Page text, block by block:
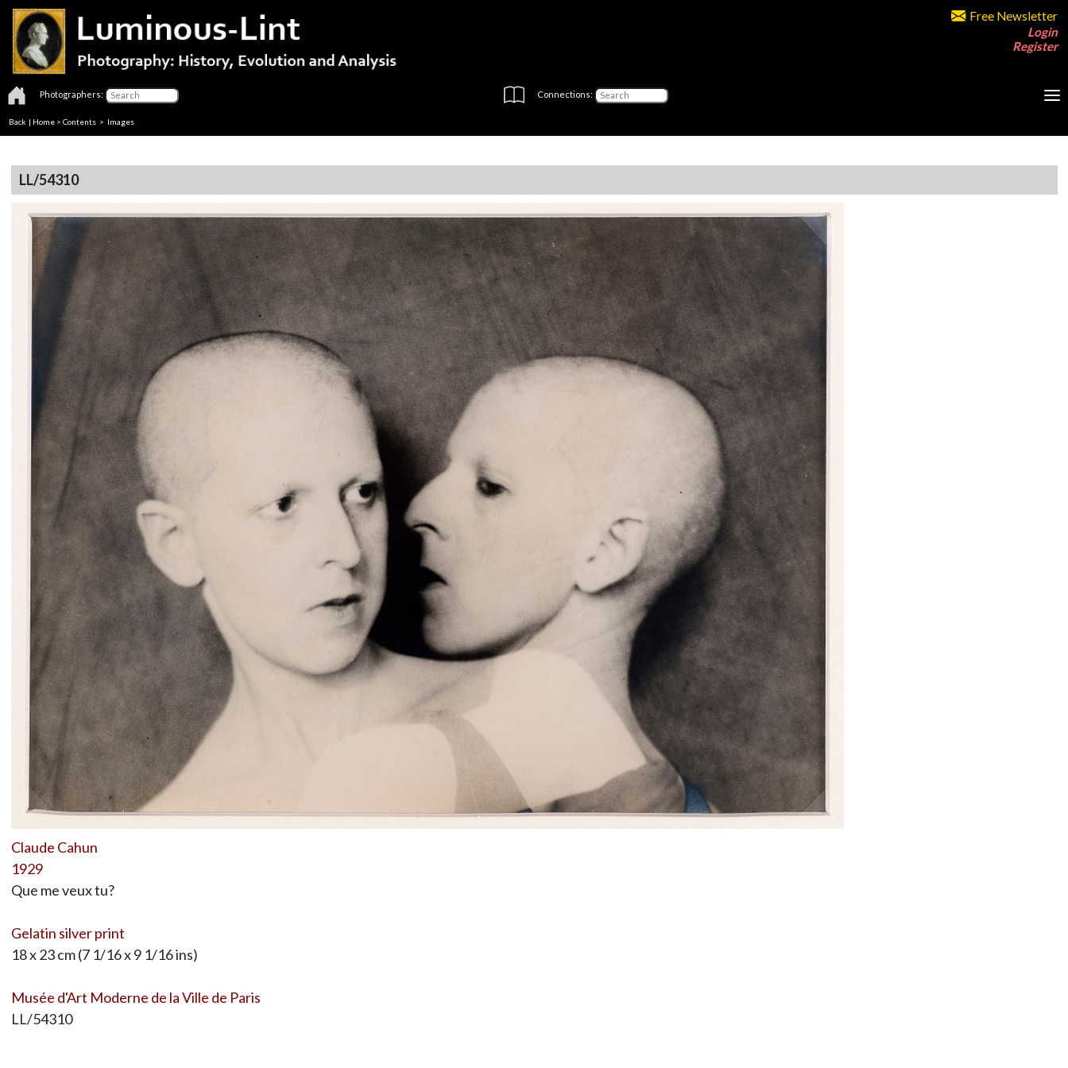
Free Newsletter
Login
Register
Photographers: Connections:
Back | Home > Contents > Images
LL/54310
Claude Cahun
1929
Que me veux tu?
Gelatin silver print
18 x 23 cm (7 1/16 x 9 1/16 ins)
Musée d'Art Moderne de la Ville de Paris
LL/54310